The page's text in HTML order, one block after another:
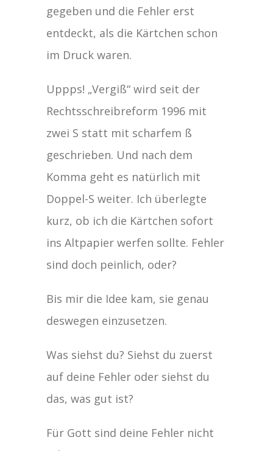
gegeben und die Fehler erst
entdeckt, als die Kärtchen schon
im Druck waren.
Uppps! „Vergiß“ wird seit der
Rechtsschreibreform 1996 mit
zwei S statt mit scharfem ß
geschrieben. Und nach dem
Komma geht es natürlich mit
Doppel-S weiter. Ich überlegte
kurz, ob ich die Kärtchen sofort
ins Altpapier werfen sollte. Fehler
sind doch peinlich, oder?
Bis mir die Idee kam, sie genau
deswegen einzusetzen.
Was siehst du? Siehst du zuerst
auf deine Fehler oder siehst du
das, was gut ist?
Für Gott sind deine Fehler nicht